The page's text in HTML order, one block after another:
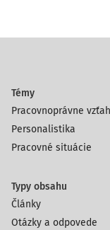
Témy
Pracovnoprávne
Personalistika
Pracovné situácie
Typy obsahu
Články
Otázky a odpovede